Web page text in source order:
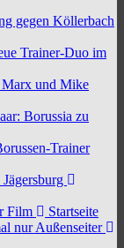
gegen Köllerbach
Trainer-Duo im
und Mike
Borussia zu
Trainer
Film
Startseite
nur Außenseiter